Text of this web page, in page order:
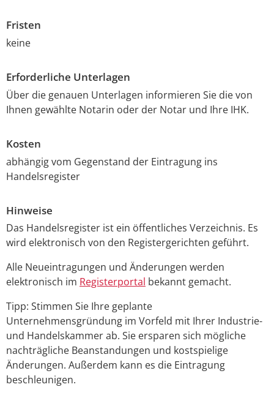
Fristen
keine
Erforderliche Unterlagen
Über die genauen Unterlagen informieren Sie die von
Ihnen gewählte Notarin oder der Notar und Ihre IHK.
Kosten
abhängig vom Gegenstand der Eintragung ins
Handelsregister
Hinweise
Das Handelsregister ist ein öffentliches Verzeichnis. Es
wird elektronisch von den Registergerichten geführt.
Alle Neueintragungen und Änderungen werden
elektronisch im Registerportal bekannt gemacht.
Tipp: Stimmen Sie Ihre geplante
Unternehmensgründung im Vorfeld mit Ihrer Industrie-
und Handelskammer ab. Sie ersparen sich mögliche
nachträgliche Beanstandungen und kostspielige
Änderungen. Außerdem kann es die Eintragung
beschleunigen.